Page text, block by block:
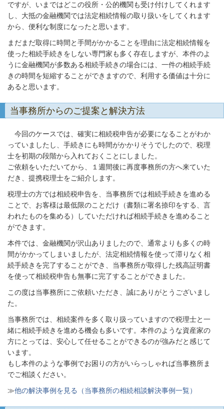
ですが、いまではどこの役所・公的機関も受け付けしてくれます
し、大抵の金融機関では法定相続情報の取り扱いをしてくれます
から、便利な制度になったと思います。
まだまだ取得に時間と手間がかかることを理由に法定相続情報を
使った相続手続きをしない専門家も多く存在しますが、本件のよ
うに金融機関が多数ある相続手続きの場合には、一件の相続手続
きの時間を短縮することができますので、利用する価値は十分に
あると思います。
当事務所からのご提案と解決方法
今回のケースでは、確実に相続税申告が必要になることがわか
っていましたし、手続きにも時間がかかりそうでしたので、税理
士を初期の段階から入れておくことにしました。
ご依頼をいただいてから、１週間後に再度事務所の方へ来ていた
だき、提携税理士をご紹介します。
税理士の方では相続税申告を、当事務所では相続手続きを進める
ことで、お客様は最低限のことだけ（書類に署名捺印をする、言
われたものを集める）していただければ相続手続きを進めること
ができます。
本件では、金融機関が沢山ありましたので、通常よりも多くの時
間がかかってしまいましたが、法定相続情報を使って滞りなく相
続手続きを完了することができ、当事務所が取得した残高証明書
を使って相続税申告も無事に完了することができました。
この度は当事務所にご依頼いただき、誠にありがとうございまし
た。
当事務所では、相続案件を多く取り扱っていますので税理士と一
緒に相続手続きを進める機会も多いです。本件のような資産家の
方にとっては、安心して任せることができるのが強みだと感じて
います。
もし本件のような事例でお困りの方がいらっしゃれば当事務所ま
でご相談ください。
≫他の解決事例を見る（当事務所の相続相談解決事例一覧）